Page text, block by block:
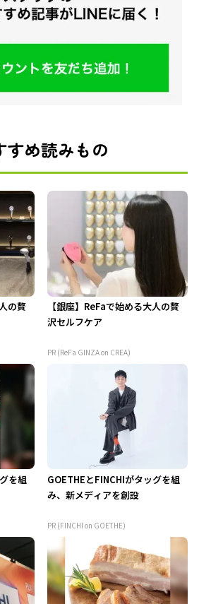
すめ読みもの
の贅
【銀座】ReFaで始める大人の贅
沢セルフケア
PR (ReFa GINZA on CREA)
を組
GOETHEとFINCHIがタッグを組
み、新メディアを創設
PR (FINCHI on GOETHE)